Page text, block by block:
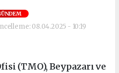
08.04.2025 - 10:19
(TMO), Beypazarı ve